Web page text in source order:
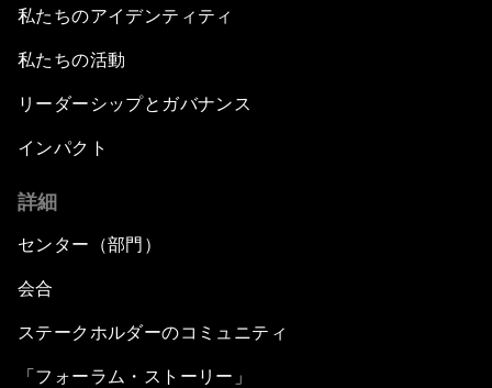
私たちのアイデンティティ
私たちの活動
リーダーシップとガバナンス
インパクト
詳細
センター（部門）
会合
ステークホルダーのコミュニティ
「フォーラム・ストーリー」